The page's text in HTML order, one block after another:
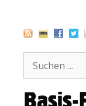
springen
nach: